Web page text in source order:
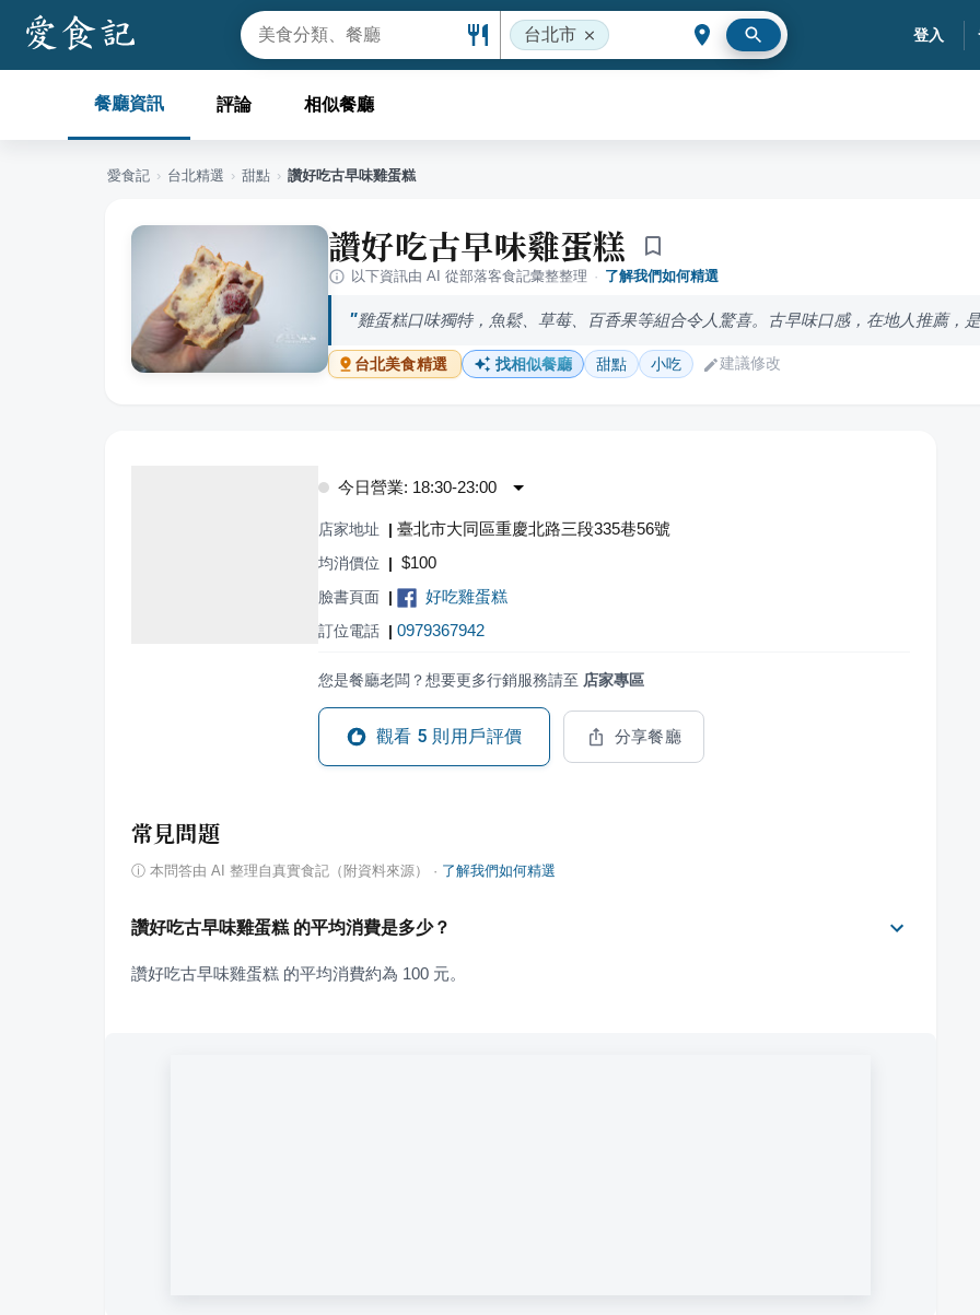
台北市 登入
餐廳資訊 評論 相似餐廳
愛食記 › 台北精選 › 甜點 › 讚好吃古早味雞蛋糕
讚好吃古早味雞蛋糕
以下資訊由 AI 從部落客食記彙整整理 · 了解我們如何精選
雞蛋糕口味獨特，魚鬆、草莓、百香果等組合令人驚喜。古早味口感，在地人推薦，
台北美食精選 找相似餐廳 甜點 小吃 建議修改
今日營業: 18:30-23:00
店家地址 | 臺北市大同區重慶北路三段335巷56號
均消價位 | $100
臉書頁面 | 好吃雞蛋糕
訂位電話 | 0979367942
您是餐廳老闆？想要更多行銷服務請至 店家專區
觀看 5 則用戶評價 分享餐廳
常見問題
ⓘ 本問答由 AI 整理自真實食記（附資料來源） · 了解我們如何精選
讚好吃古早味雞蛋糕 的平均消費是多少？
讚好吃古早味雞蛋糕 的平均消費約為 100 元。